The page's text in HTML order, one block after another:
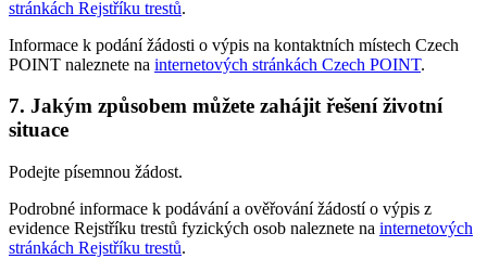
stránkách Rejstříku trestů.
Informace k podání žádosti o výpis na kontaktních místech Czech
POINT naleznete na internetových stránkách Czech POINT.
7. Jakým způsobem můžete zahájit řešení životní
situace
Podejte písemnou žádost.
Podrobné informace k podávání a ověřování žádostí o výpis z
evidence Rejstříku trestů fyzických osob naleznete na internetových
stránkách Rejstříku trestů.